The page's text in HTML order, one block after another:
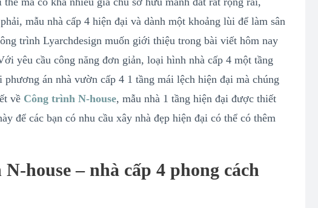
mẫu nhà cấp 4 hiện đại và dành một khoảng lùi để làm sân
trình Lyarchdesign muốn giới thiệu trong bài viết hôm nay
yêu cầu công năng đơn giản, loại hình nhà cấp 4 một tầng
án nhà vườn cấp 4 1 tầng mái lệch hiện đại mà chúng
về Công trình N-house, mẫu nhà 1 tầng hiện đại được thiết
để các bạn có nhu cầu xây nhà đẹp hiện đại có thể có thêm
house – nhà cấp 4 phong cách